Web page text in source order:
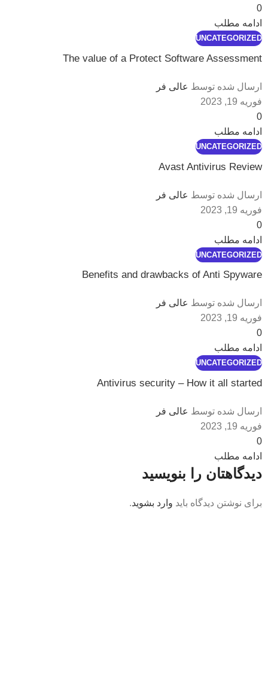
0
ادامه مطلب
UNCATEGORIZED
The value of a Protect Software Assessment
ارسال شده توسط عالی فر
فوریه 19, 2023
0
ادامه مطلب
UNCATEGORIZED
Avast Antivirus Review
ارسال شده توسط عالی فر
فوریه 19, 2023
0
ادامه مطلب
UNCATEGORIZED
Benefits and drawbacks of Anti Spyware
ارسال شده توسط عالی فر
فوریه 19, 2023
0
ادامه مطلب
UNCATEGORIZED
Antivirus security – How it all started
ارسال شده توسط عالی فر
فوریه 19, 2023
0
ادامه مطلب
دیدگاهتان را بنویسید
برای نوشتن دیدگاه باید وارد بشوید.